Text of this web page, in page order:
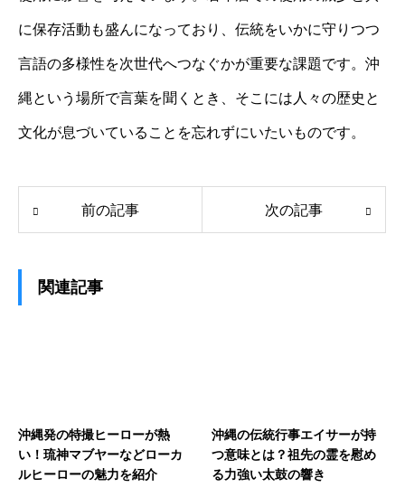
に保存活動も盛んになっており、伝統をいかに守りつつ
言語の多様性を次世代へつなぐかが重要な課題です。沖
縄という場所で言葉を聞くとき、そこには人々の歴史と
文化が息づいていることを忘れずにいたいものです。
前の記事 次の記事
関連記事
沖縄発の特撮ヒーローが熱
い！琉神マブヤーなどローカ
ルヒーローの魅力を紹介
沖縄の伝統行事エイサーが持
つ意味とは？祖先の霊を慰め
る力強い太鼓の響き